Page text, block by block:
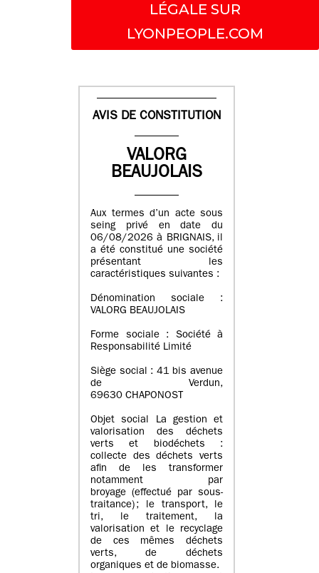
LÉGALE SUR
LYONPEOPLE.COM
AVIS DE CONSTITUTION
VALORG
BEAUJOLAIS
Aux termes d’un acte sous
seing privé en date du
06/08/2026 à BRIGNAIS, il
a été constitué une société
présentant les
caractéristiques suivantes :
Dénomination sociale :
VALORG BEAUJOLAIS
Forme sociale : Société à
Responsabilité Limité
Siège social : 41 bis avenue
de Verdun,
69630 CHAPONOST
Objet social La gestion et
valorisation des déchets
verts et biodéchets :
collecte des déchets verts
afin de les transformer
notamment par
broyage (effectué par sous-
traitance) ; le transport, le
tri, le traitement, la
valorisation et le recyclage
de ces mêmes déchets
verts, de déchets
organiques et de biomasse.